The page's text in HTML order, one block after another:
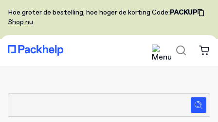
Hoe groter de bestelling, hoe hoger de korting Code:PACKUP
Shop nu